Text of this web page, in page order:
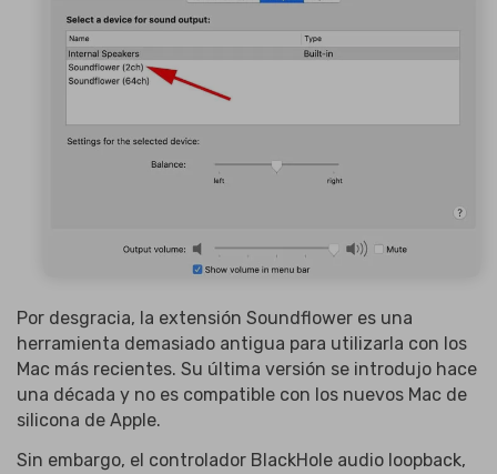
Por desgracia, la extensión Soundflower es una
herramienta demasiado antigua para utilizarla con los
Mac más recientes. Su última versión se introdujo hace
una década y no es compatible con los nuevos Mac de
silicona de Apple.
Sin embargo, el controlador BlackHole audio loopback,